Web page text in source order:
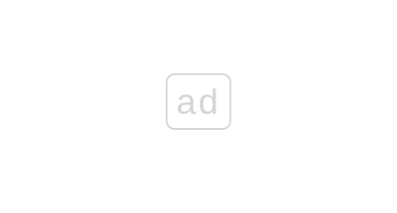
ad